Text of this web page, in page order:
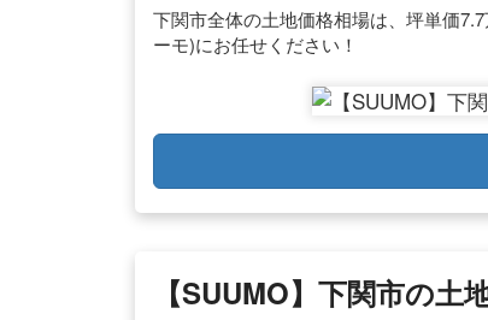
下関市全体の土地価格相場は、坪単価
ーモ)にお任せください！
【SUUMO】下関市の